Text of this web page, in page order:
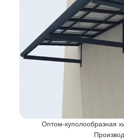
Оптом-куполообразная